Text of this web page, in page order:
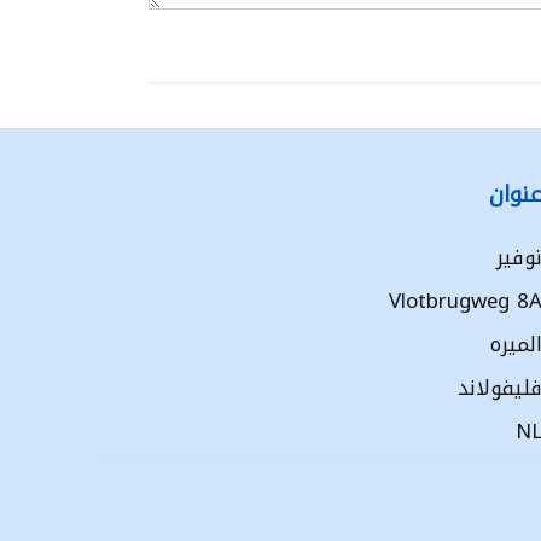
عنوان
توفير
Vlotbrugweg 8A
الميره
فليفولاند
NL